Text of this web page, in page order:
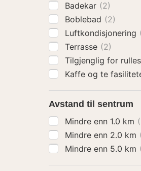
Badekar (2)
Boblebad (2)
Luftkondisjonering
Terrasse (2)
Tilgjenglig for
Kaffe og te
Avstand til sentrum
Mindre enn 1.0 km
Mindre enn 2.0 km
Mindre enn 5.0 km